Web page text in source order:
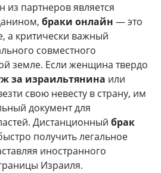
из партнеров является
браки онлайн — это
а критически важный
совместного
земле. Если женщина твердо
за израильтянина или
свою невесту в страну, им
документ для
Дистанционный брак
получить легальное
иностранного
Израиля.